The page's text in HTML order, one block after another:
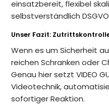
einsatzbereit, flexibel
selbstverständlich
Unser Fazit:
Wenn es um Sicherheit
reichen Schranken oder
Genau hier setzt VIDEO
Videotechnik,
sofortiger Reaktion.